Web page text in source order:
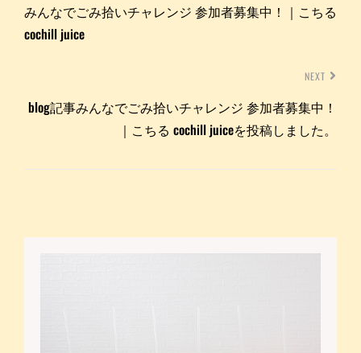
みんなでごみ拾いチャレンジ 参加者募集中！｜こちる
cochill juice
NEXT
blog記事みんなでごみ拾いチャレンジ 参加者募集中！
｜こちる cochill juiceを投稿しました。